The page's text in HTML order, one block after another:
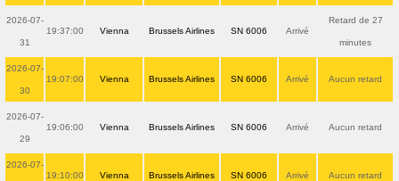
2026-07-
31
19:37:00 Vienna Brussels Airlines SN 6006 Arrivé
Retard de 27
minutes
2026-07-
30
19:07:00 Vienna Brussels Airlines SN 6006 Arrivé Aucun retard
2026-07-
29
19:06:00 Vienna Brussels Airlines SN 6006 Arrivé Aucun retard
2026-07-
19:10:00 Vienna Brussels Airlines SN 6006 Arrivé Aucun retard